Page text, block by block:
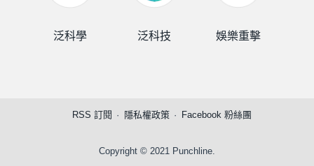
泛科學 泛科技 娛樂重擊
RSS 訂閱 隱私權政策 Facebook 粉絲團
Copyright © 2021 Punchline.